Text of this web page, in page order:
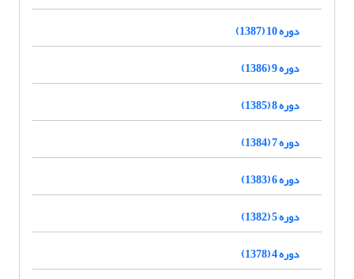
دوره 10 (1387)
دوره 9 (1386)
دوره 8 (1385)
دوره 7 (1384)
دوره 6 (1383)
دوره 5 (1382)
دوره 4 (1378)